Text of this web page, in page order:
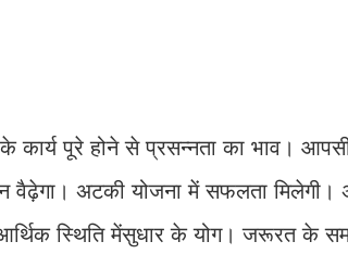
पूरे होने से प्रसन्नता का भाव। आपसी
अटकी योजना में सफलता मिलेगी।
स्थिति मेंसुधार के योग। जरूरत के समय